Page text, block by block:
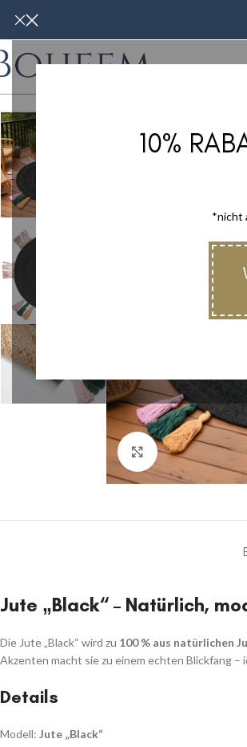
10%
*nicht
Klick zum
Jute „Black“ – Natürlich,
Die Jute „Black“ wird zu 100 % aus natürlichen
Akzenten macht sie zu einem echten Blickfang –
Details
Modell: Jute „Black“